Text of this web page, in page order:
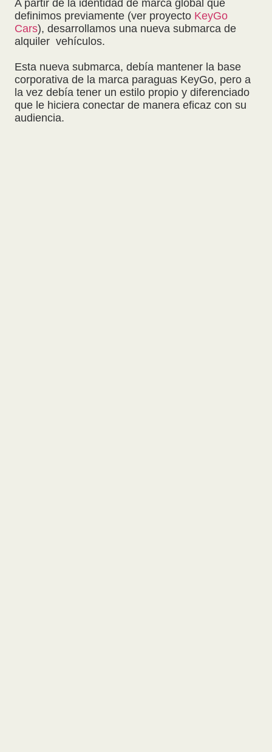
A partir de la identidad de marca global que
definimos previamente (ver proyecto KeyGo
Cars), desarrollamos una nueva submarca de
alquiler vehículos.
Esta nueva submarca, debía mantener la base
corporativa de la marca paraguas KeyGo, pero a
la vez debía tener un estilo propio y diferenciado
que le hiciera conectar de manera eficaz con su
audiencia.